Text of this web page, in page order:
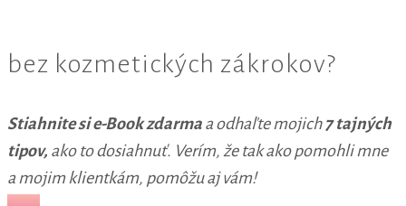
bez kozmetických zákrokov?
Stiahnite si e-Book zdarma a odhaľte mojich 7 tajných
tipov, ako to dosiahnuť. Verím, že tak ako pomohli mne
a mojim klientkám, pomôžu aj vám!